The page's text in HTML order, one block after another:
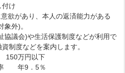
付け
あり、本人の返済能力がある
象外)。
議会)や生活保護制度などが利用で
制度などを案内します。
万円以下
．5％